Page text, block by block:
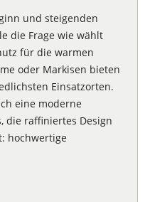
und steigenden
die Frage wie wählt
für die warmen
oder Markisen bieten
Einsatzorten.
eine moderne
die raffiniertes Design
hochwertige